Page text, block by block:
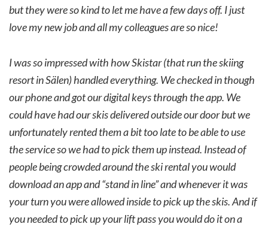
but they were so kind to let me have a few days off. I just
love my new job and all my colleagues are so nice!
I was so impressed with how Skistar (that run the skiing
resort in Sälen) handled everything. We checked in though
our phone and got our digital keys through the app. We
could have had our skis delivered outside our door but we
unfortunately rented them a bit too late to be able to use
the service so we had to pick them up instead. Instead of
people being crowded around the ski rental you would
download an app and “stand in line” and whenever it was
your turn you were allowed inside to pick up the skis. And if
you needed to pick up your lift pass you would do it on a